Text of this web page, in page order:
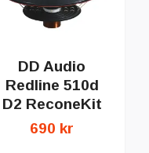
DD Audio
Redline 510d
D2 ReconeKit
690 kr